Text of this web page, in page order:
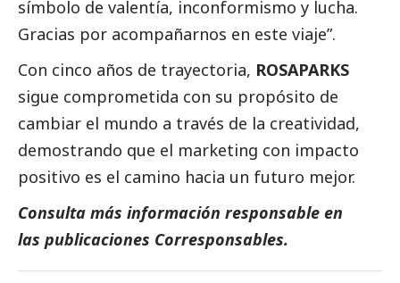
símbolo de valentía, inconformismo y lucha.
Gracias por acompañarnos en este viaje”.
Con cinco años de trayectoria, ROSAPARKS
sigue comprometida con su propósito de
cambiar el mundo a través de la creatividad,
demostrando que el marketing con impacto
positivo es el camino hacia un futuro mejor.
Consulta más información responsable en
las publicaciones Corresponsables.